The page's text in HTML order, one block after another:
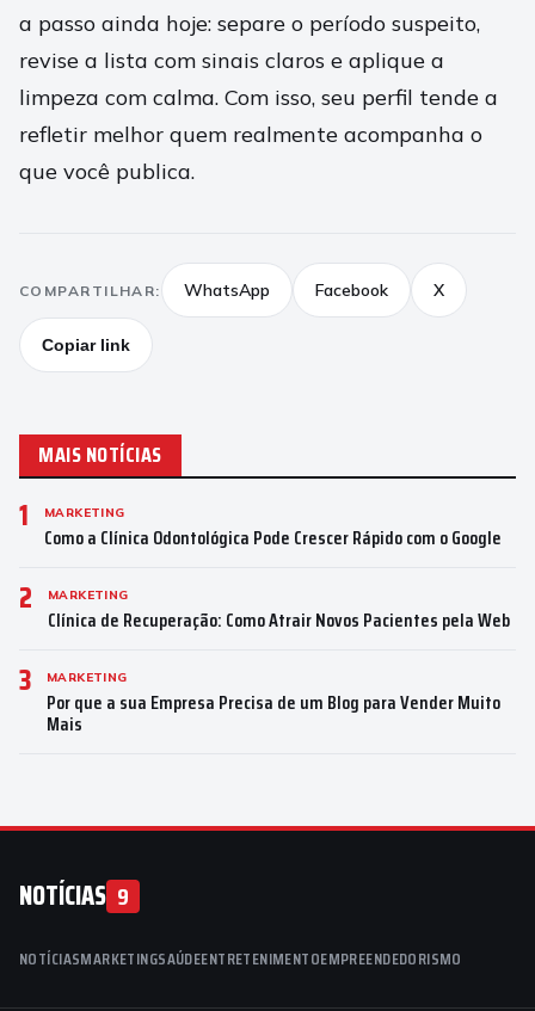
a passo ainda hoje: separe o período suspeito,
revise a lista com sinais claros e aplique a
limpeza com calma. Com isso, seu perfil tende a
refletir melhor quem realmente acompanha o
que você publica.
COMPARTILHAR: WhatsApp Facebook X
Copiar link
MAIS NOTÍCIAS
1 MARKETING
Como a Clínica Odontológica Pode Crescer Rápido com o Google
2 MARKETING
Clínica de Recuperação: Como Atrair Novos Pacientes pela Web
3 MARKETING
Por que a sua Empresa Precisa de um Blog para Vender Muito
Mais
NOTÍCIAS 9
NOTÍCIASMARKETINGSAÚDEENTRETENIMENTOEMPREENDEDORISMO